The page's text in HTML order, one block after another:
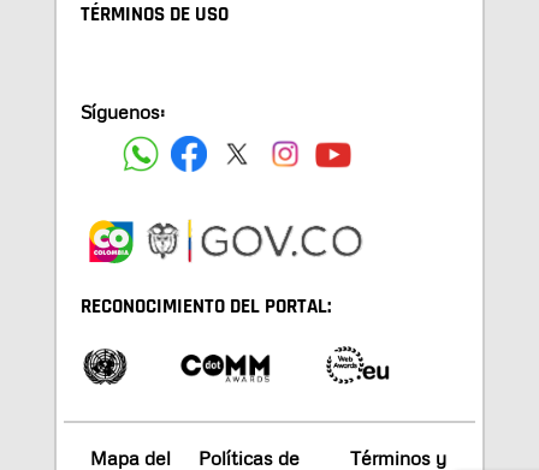
TÉRMINOS DE USO
Síguenos:
RECONOCIMIENTO DEL PORTAL:
Mapa del
Políticas de
Términos y